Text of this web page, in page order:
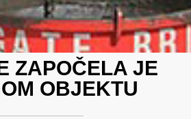
ZAPOČELA JE
OBJEKTU